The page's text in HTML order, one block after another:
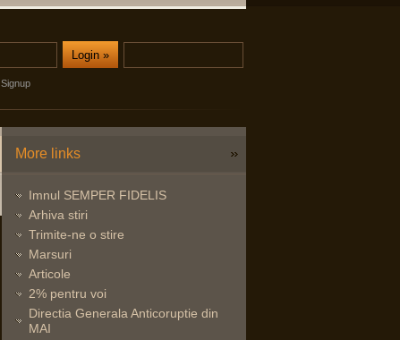
Signup
More links
Imnul SEMPER FIDELIS
Arhiva stiri
Trimite-ne o stire
Marsuri
Articole
2% pentru voi
Directia Generala Anticoruptie din
MAI